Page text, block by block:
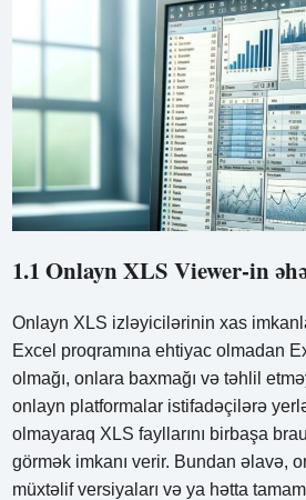
1.1 Onlayn XLS Viewer-in
Onlayn XLS izləyicilərinin xas
Excel proqramına ehtiyac olmadan
olmağı, onlara baxmağı və təhlil
onlayn platformalar istifadəçilərə
olmayaraq XLS fayllarını birbaşa
görmək imkanı verir. Bundan əlavə,
müxtəlif versiyaları və ya hətta